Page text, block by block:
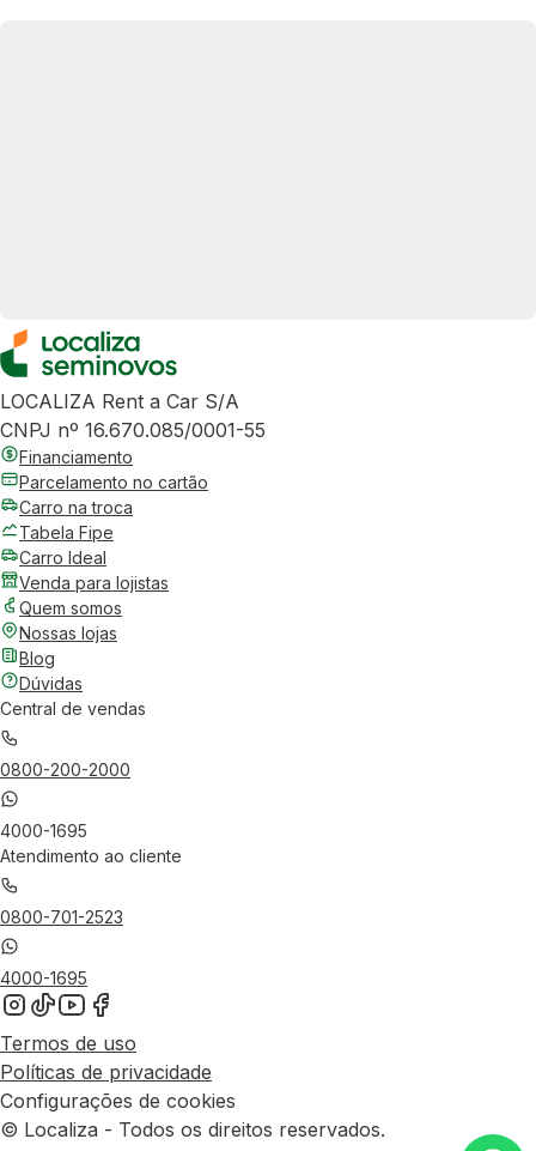
LOCALIZA Rent a Car S/A
CNPJ nº 16.670.085/0001-55
Financiamento
Parcelamento no cartão
Carro na troca
Tabela Fipe
Carro Ideal
Venda para lojistas
Quem somos
Nossas lojas
Blog
Dúvidas
Central de vendas
0800-200-2000
4000-1695
Atendimento ao cliente
0800-701-2523
4000-1695
Termos de uso
Políticas de privacidade
Configurações de cookies
© Localiza - Todos os direitos reservados.